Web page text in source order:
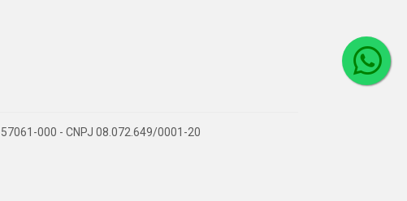
000 - CNPJ 08.072.649/0001-20